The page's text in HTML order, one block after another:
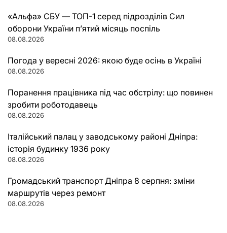
«Альфа» СБУ — ТОП-1 серед підрозділів Сил
оборони України п’ятий місяць поспіль
08.08.2026
Погода у вересні 2026: якою буде осінь в Україні
08.08.2026
Поранення працівника під час обстрілу: що повинен
зробити роботодавець
08.08.2026
Італійський палац у заводському районі Дніпра:
історія будинку 1936 року
08.08.2026
Громадський транспорт Дніпра 8 серпня: зміни
маршрутів через ремонт
08.08.2026